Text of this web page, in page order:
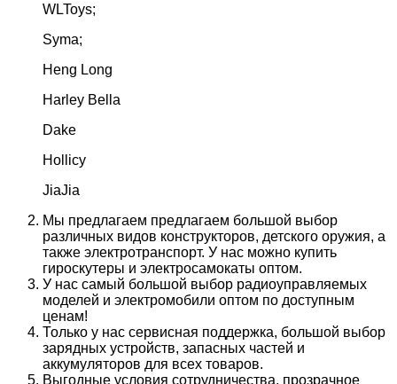
WLToys;
Syma;
Heng Long
Harley Bella
Dake
Hollicy
JiaJia
Мы предлагаем предлагаем большой выбор
различных видов конструкторов, детского оружия, а
также электротранспорт. У нас можно купить
гироскутеры и электросамокаты оптом.
У нас самый большой выбор радиоуправляемых
моделей и электромобили оптом по доступным
ценам!
Только у нас сервисная поддержка, большой выбор
зарядных устройств, запасных частей и
аккумуляторов для всех товаров.
Выгодные условия сотрудничества, прозрачное